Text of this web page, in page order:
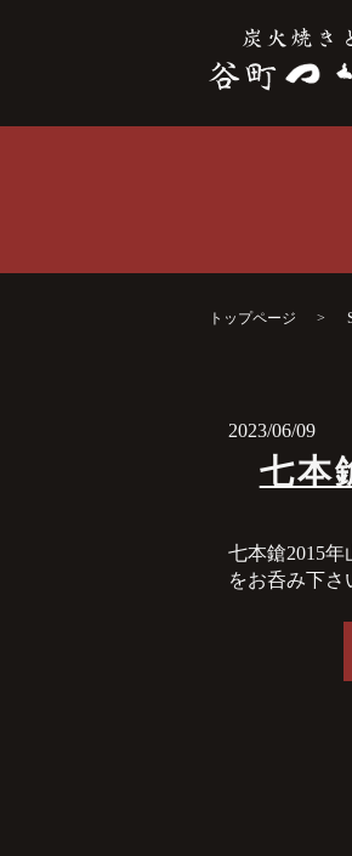
トップページ
2023/06/09
七本
七本鎗2015
をお呑み下さ